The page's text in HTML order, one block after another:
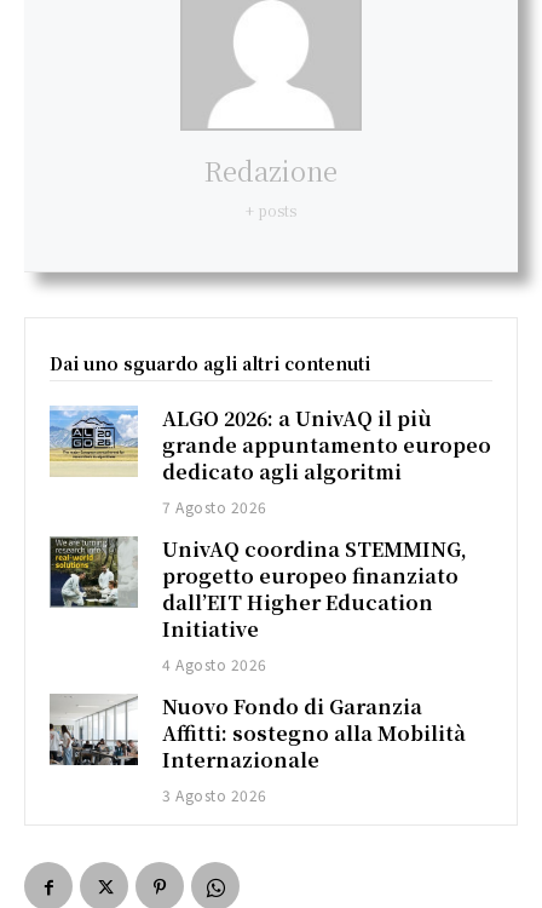
Redazione
+ posts
Dai uno sguardo agli altri contenuti
ALGO 2026: a UnivAQ il più
grande appuntamento europeo
dedicato agli algoritmi
7 Agosto 2026
UnivAQ coordina STEMMING,
progetto europeo finanziato
dall’EIT Higher Education
Initiative
4 Agosto 2026
Nuovo Fondo di Garanzia
Affitti: sostegno alla Mobilità
Internazionale
3 Agosto 2026